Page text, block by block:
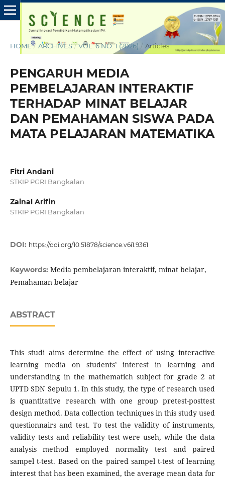
HOME / ARCHIVES / VOL. 6 NO. 1 (2026) / Articles
PENGARUH MEDIA
PEMBELAJARAN INTERAKTIF
TERHADAP MINAT BELAJAR
DAN PEMAHAMAN SISWA PADA
MATA PELAJARAN MATEMATIKA
Fitri Andani
STKIP PGRI Bangkalan
Zainal Arifin
STKIP PGRI Bangkalan
DOI: https://doi.org/10.51878/science.v6i1.9361
Keywords: Media pembelajaran interaktif, minat belajar,
Pemahaman belajar
ABSTRACT
This studi aims determine the effect of using interactive
learning media on students’ interest in learning and
understanding in the mathematich subject for grade 2 at
UPTD SDN Sepulu 1. In this study, the type of research used
is quantitative research with one group pretest-posttest
design method. Data collection techniques in this study used
questionnairs and test. To test the validity of instruments,
validity tests and reliability test were useh, while the data
analysis method employed normality test and paired
sampel t-test. Based on the paired sampel t-test of learning
interest that has been examined, the average mean data for